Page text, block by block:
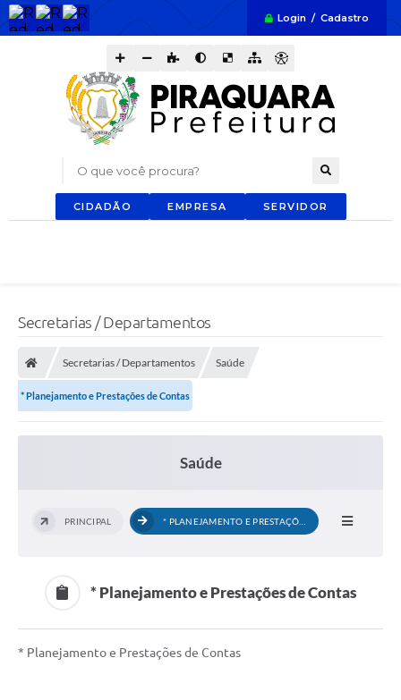
Login / Cadastro
O que você procura?
CIDADÃO EMPRESA SERVIDOR
Secretarias / Departamentos
Secretarias / Departamentos Saúde
* Planejamento e Prestações de Contas
Saúde
PRINCIPAL
* Planejamento e Prestações de Contas
* Planejamento e Prestações de Contas